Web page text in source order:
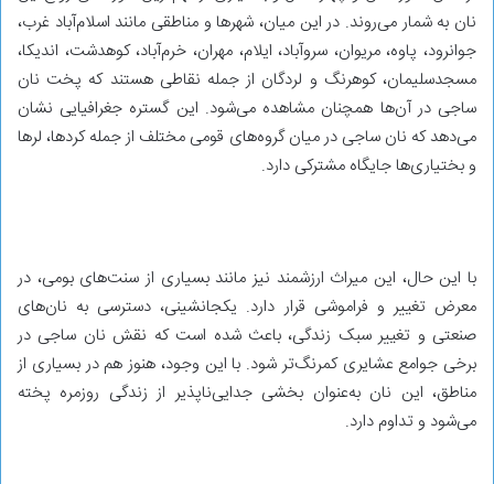
نان به شمار می‌روند. در این میان، شهرها و مناطقی مانند اسلام‌آباد غرب،
جوانرود، پاوه، مریوان، سروآباد، ایلام، مهران، خرم‌آباد، کوهدشت، اندیکا،
مسجدسلیمان، کوهرنگ و لردگان از جمله نقاطی هستند که پخت نان
ساجی در آن‌ها همچنان مشاهده می‌شود. این گستره جغرافیایی نشان
می‌دهد که نان ساجی در میان گروه‌های قومی مختلف از جمله کردها، لرها
و بختیاری‌ها جایگاه مشترکی دارد.
با این حال، این میراث ارزشمند نیز مانند بسیاری از سنت‌های بومی، در
معرض تغییر و فراموشی قرار دارد. یکجانشینی، دسترسی به نان‌های
صنعتی و تغییر سبک زندگی، باعث شده است که نقش نان ساجی در
برخی جوامع عشایری کمرنگ‌تر شود. با این وجود، هنوز هم در بسیاری از
مناطق، این نان به‌عنوان بخشی جدایی‌ناپذیر از زندگی روزمره پخته
می‌شود و تداوم دارد.